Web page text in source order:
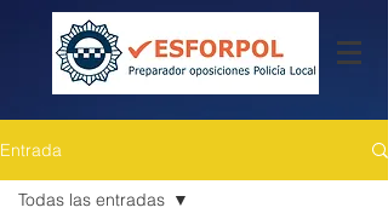
Entrada
Todas las entradas